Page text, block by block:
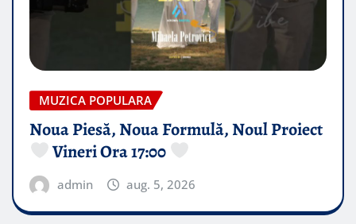
MUZICA POPULARA
Noua Piesă, Noua Formulă, Noul Proiect
Vineri Ora 17:00
admin aug. 5, 2026